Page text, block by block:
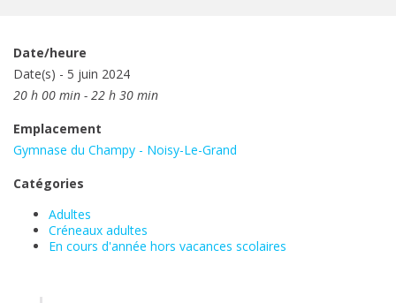
Date/heure
Date(s) - 5 juin 2024
20 h 00 min - 22 h 30 min
Emplacement
Gymnase du Champy - Noisy-Le-Grand
Catégories
Adultes
Créneaux adultes
En cours d'année hors vacances scolaires